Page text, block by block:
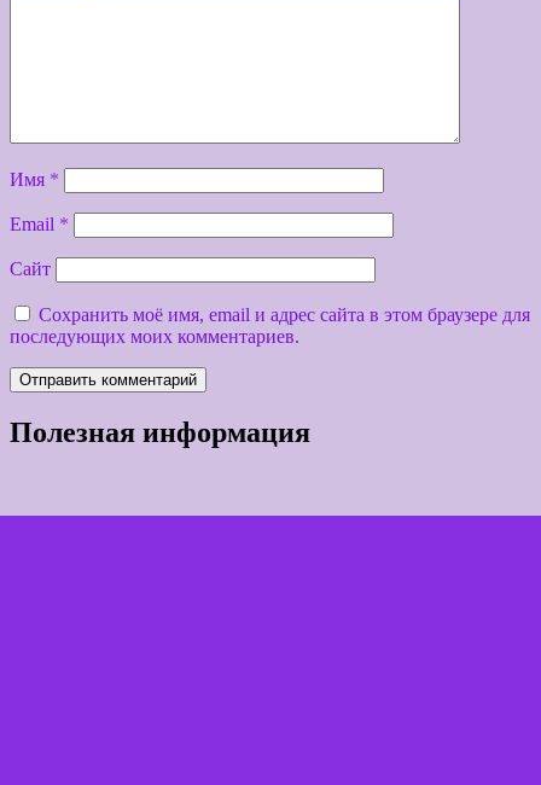
Имя *
Email *
Сайт
Сохранить моё имя, email и адрес сайта в этом браузере для
последующих моих комментариев.
Полезная информация